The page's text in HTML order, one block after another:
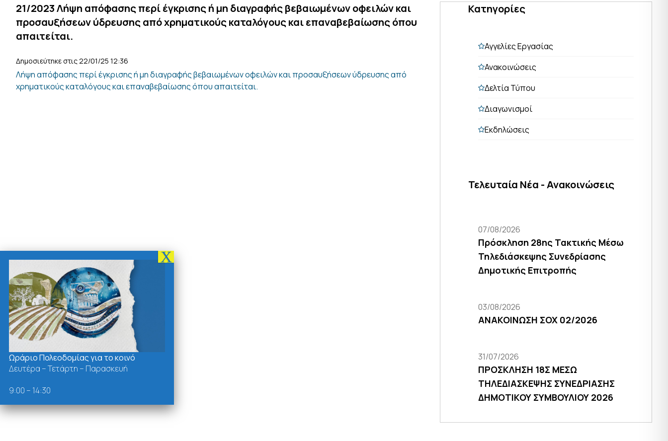
21/2023 Λήψη απόφασης περί έγκρισης ή μη διαγραφής βεβαιωμένων οφειλών και
προσαυξήσεων ύδρευσης από χρηματικούς καταλόγους και επαναβεβαίωσης όπου
απαιτείται.
Δημοσιεύτηκε στις 22/01/25 12:36
Λήψη απόφασης περί έγκρισης ή μη διαγραφής βεβαιωμένων οφειλών και προσαυξήσεων ύδρευσης από
χρηματικούς καταλόγους και επαναβεβαίωσης όπου απαιτείται.
Κατηγορίες
Αγγελίες Εργασίας
Ανακοινώσεις
Δελτία Τύπου
Διαγωνισμοί
Εκδηλώσεις
Τελευταία Νέα - Ανακοινώσεις
07/08/2026
Πρόσκληση 28ης Τακτικής Μέσω
Τηλεδιάσκεψης Συνεδρίασης
Δημοτικής Επιτροπής
03/08/2026
ΑΝΑΚΟΙΝΩΣΗ ΣΟΧ 02/2026
31/07/2026
ΠΡΟΣΚΛΗΣΗ 18Σ ΜΕΣΩ
ΤΗΛΕΔΙΑΣΚΕΨΗΣ ΣΥΝΕΔΡΙΑΣΗΣ
ΔΗΜΟΤΙΚΟΥ ΣΥΜΒΟΥΛΙΟΥ 2026
Ωράριο Πολεοδομίας για το κοινό
Δευτέρα – Τετάρτη – Παρασκευή
9:00 – 14:30